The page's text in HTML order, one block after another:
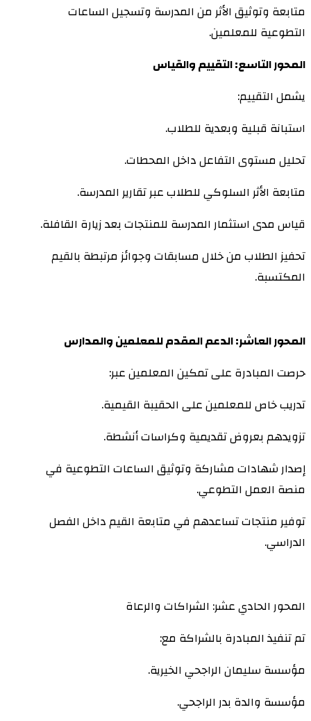
متابعة وتوثيق الأثر من المدرسة وتسجيل الساعات
التطوعية للمعلمين.
المحور التاسع: التقييم والقياس
يشمل التقييم:
استبانة قبلية وبعدية للطلاب.
تحليل مستوى التفاعل داخل المحطات.
متابعة الأثر السلوكي للطلاب عبر تقارير المدرسة.
قياس مدى استثمار المدرسة للمنتجات بعد زيارة القافلة.
تحفيز الطلاب من خلال مسابقات وجوائز مرتبطة بالقيم
المكتسبة.
المحور العاشر: الدعم المقدم للمعلمين والمدارس
حرصت المبادرة على تمكين المعلمين عبر:
تدريب خاص للمعلمين على الحقيبة القيمية.
تزويدهم بعروض تقديمية وكراسات أنشطة.
إصدار شهادات مشاركة وتوثيق الساعات التطوعية في
منصة العمل التطوعي.
توفير منتجات تساعدهم في متابعة القيم داخل الفصل
الدراسي.
المحور الحادي عشر: الشراكات والرعاة
تم تنفيذ المبادرة بالشراكة مع:
مؤسسة سليمان الراجحي الخيرية.
مؤسسة والدة بدر الراجحي.